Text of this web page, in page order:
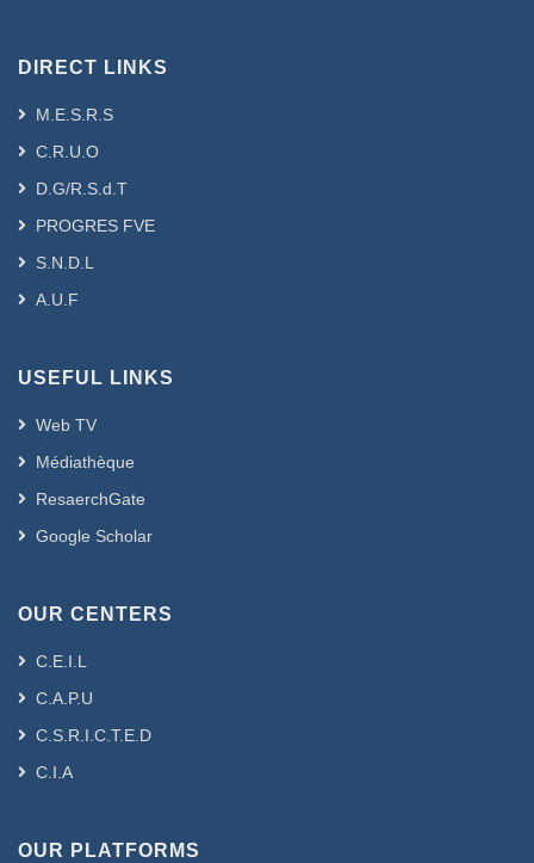
DIRECT LINKS
M.E.S.R.S
C.R.U.O
D.G/R.S.d.T
PROGRES FVE
S.N.D.L
A.U.F
USEFUL LINKS
Web TV
Médiathèque
ResaerchGate
Google Scholar
OUR CENTERS
C.E.I.L
C.A.P.U
C.S.R.I.C.T.E.D
C.I.A
OUR PLATFORMS